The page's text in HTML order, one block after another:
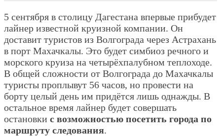
5 сентября в столицу Дагестана впервые прибудет
лайнер известной круизной компании. Он
доставит туристов из Волгограда через Астрахань
в порт Махачкалы. Это будет симбиоз речного и
морского круиза на четырёхпалубном теплоходе.
В общей сложности от Волгограда до Махачкалы
туристы проплывут 56 часов, но провести на
борту целый день им придётся лишь однажды. В
остальное время лайнер будет совершать
остановки с возможностью посетить города по
маршруту следования.